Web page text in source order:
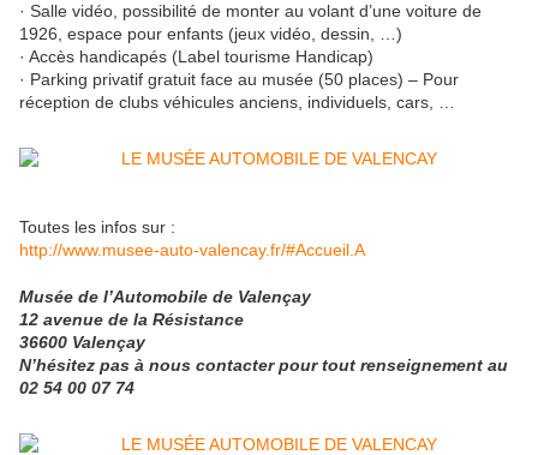
· Salle vidéo, possibilité de monter au volant d’une voiture de
1926, espace pour enfants (jeux vidéo, dessin, …)
· Accès handicapés (Label tourisme Handicap)
· Parking privatif gratuit face au musée (50 places) – Pour
réception de clubs véhicules anciens, individuels, cars, …
Toutes les infos sur :
http://www.musee-auto-valencay.fr/#Accueil.A
Musée de l’Automobile de Valençay
12 avenue de la Résistance
36600 Valençay
N’hésitez pas à nous contacter pour tout renseignement au
02 54 00 07 74